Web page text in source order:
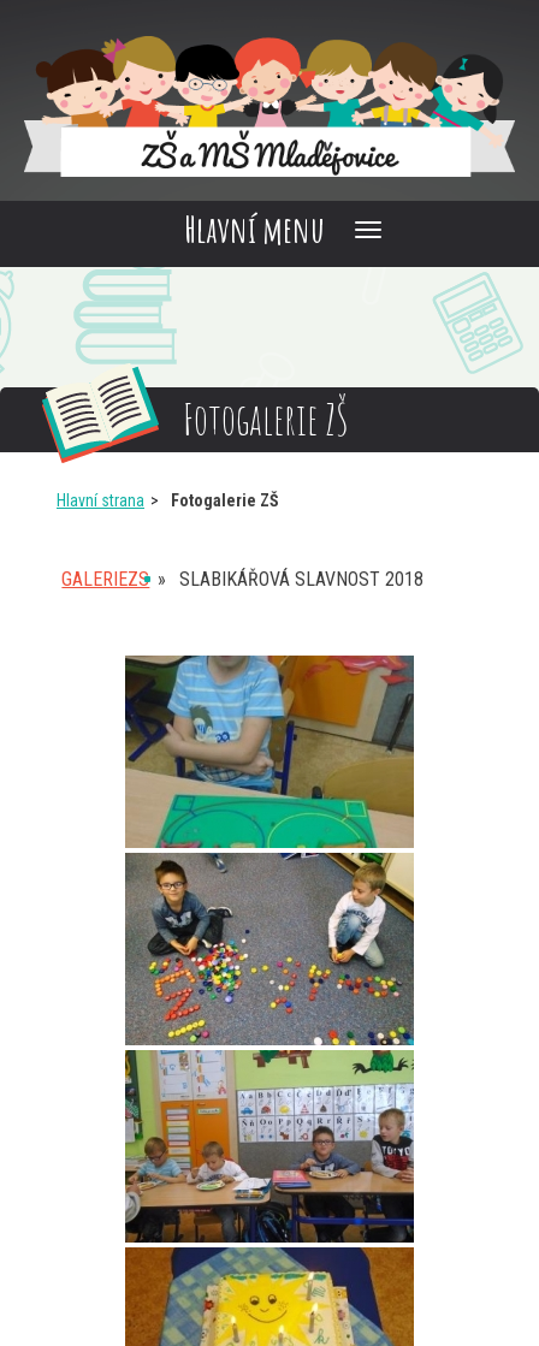
Hlavní menu
Fotogalerie ZŠ
Hlavní strana Fotogalerie ZŠ
GALERIEZS » SLABIKÁŘOVÁ SLAVNOST 2018